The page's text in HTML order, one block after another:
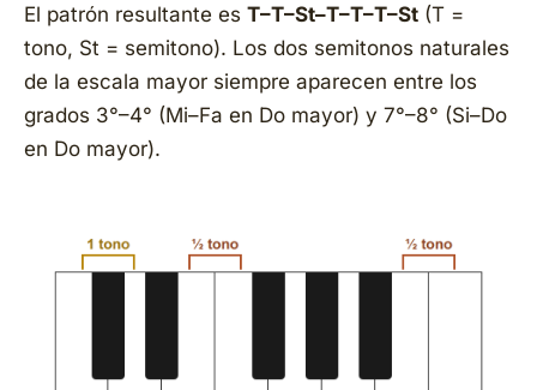
El patrón resultante es T–T–St–T–T–T–St (T =
tono, St = semitono). Los dos semitonos naturales
de la escala mayor siempre aparecen entre los
grados 3°–4° (Mi–Fa en Do mayor) y 7°–8° (Si–Do
en Do mayor).